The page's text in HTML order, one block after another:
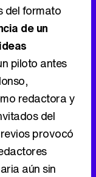
del formato
de un
piloto antes
redactora y
del
provocó
aún sin